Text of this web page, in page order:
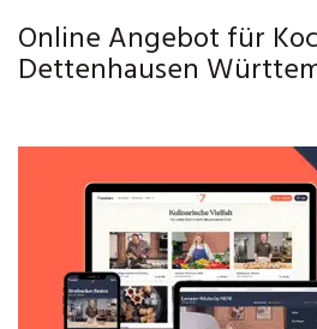
Online Angebot für
Dettenhausen